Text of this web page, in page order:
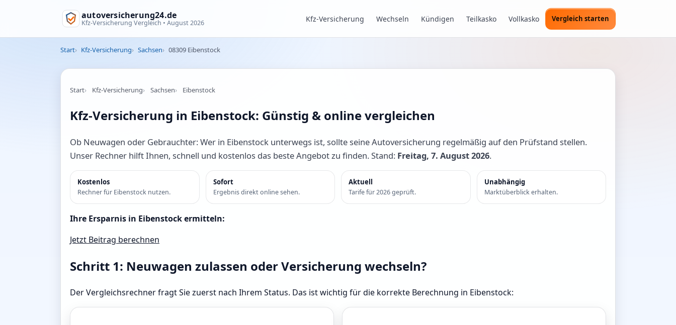
autoversicherung24.de
Kfz-Versicherung Vergleich • August 2026 Kfz-Versicherung Wechseln Kündigen Teilkasko Vollkasko Vergleich starten
Start Kfz-Versicherung Sachsen 08309 Eibenstock
Start Kfz-Versicherung Sachsen Eibenstock
Kfz-Versicherung in Eibenstock: Günstig & online vergleichen
Ob Neuwagen oder Gebrauchter: Wer in Eibenstock unterwegs ist, sollte seine Autoversicherung regelmäßig auf den Prüfstand stellen.
Unser Rechner hilft Ihnen, schnell und kostenlos das beste Angebot zu finden. Stand: Freitag, 7. August 2026.
Kostenlos
Rechner für Eibenstock nutzen.
Sofort
Ergebnis direkt online sehen.
Aktuell
Tarife für 2026 geprüft.
Unabhängig
Marktüberblick erhalten.
Ihre Ersparnis in Eibenstock ermitteln:
Jetzt Beitrag berechnen
Schritt 1: Neuwagen zulassen oder Versicherung wechseln?
Der Vergleichsrechner fragt Sie zuerst nach Ihrem Status. Das ist wichtig für die korrekte Berechnung in Eibenstock: